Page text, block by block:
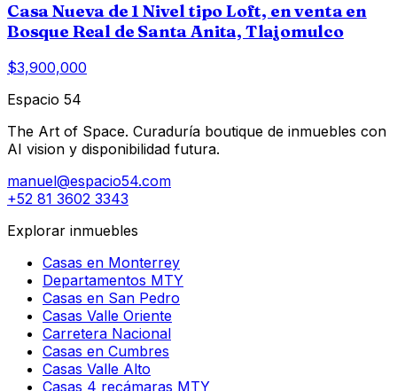
Casa Nueva de 1 Nivel tipo Loft, en venta en
Bosque Real de Santa Anita, Tlajomulco
$3,900,000
Espacio 54
The Art of Space. Curaduría boutique de inmuebles con
AI vision y disponibilidad futura.
manuel@espacio54.com
+52 81 3602 3343
Explorar inmuebles
Casas en Monterrey
Departamentos MTY
Casas en San Pedro
Casas Valle Oriente
Carretera Nacional
Casas en Cumbres
Casas Valle Alto
Casas 4 recámaras MTY